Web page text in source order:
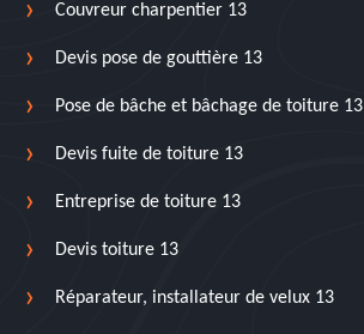
Couvreur charpentier 13
Devis pose de gouttière 13
Pose de bâche et bâchage de toiture 13
Devis fuite de toiture 13
Entreprise de toiture 13
Devis toiture 13
Réparateur, installateur de velux 13